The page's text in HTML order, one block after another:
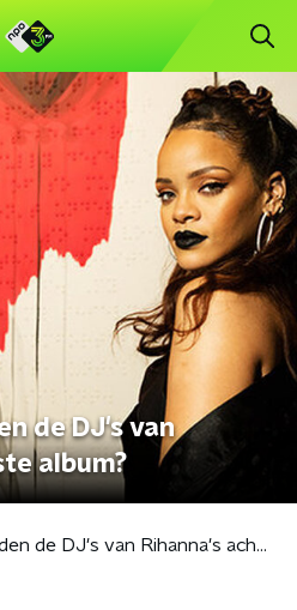
de DJ's van
album?
ANTI: Wat vinden de DJ's van Rihanna's achtste album?